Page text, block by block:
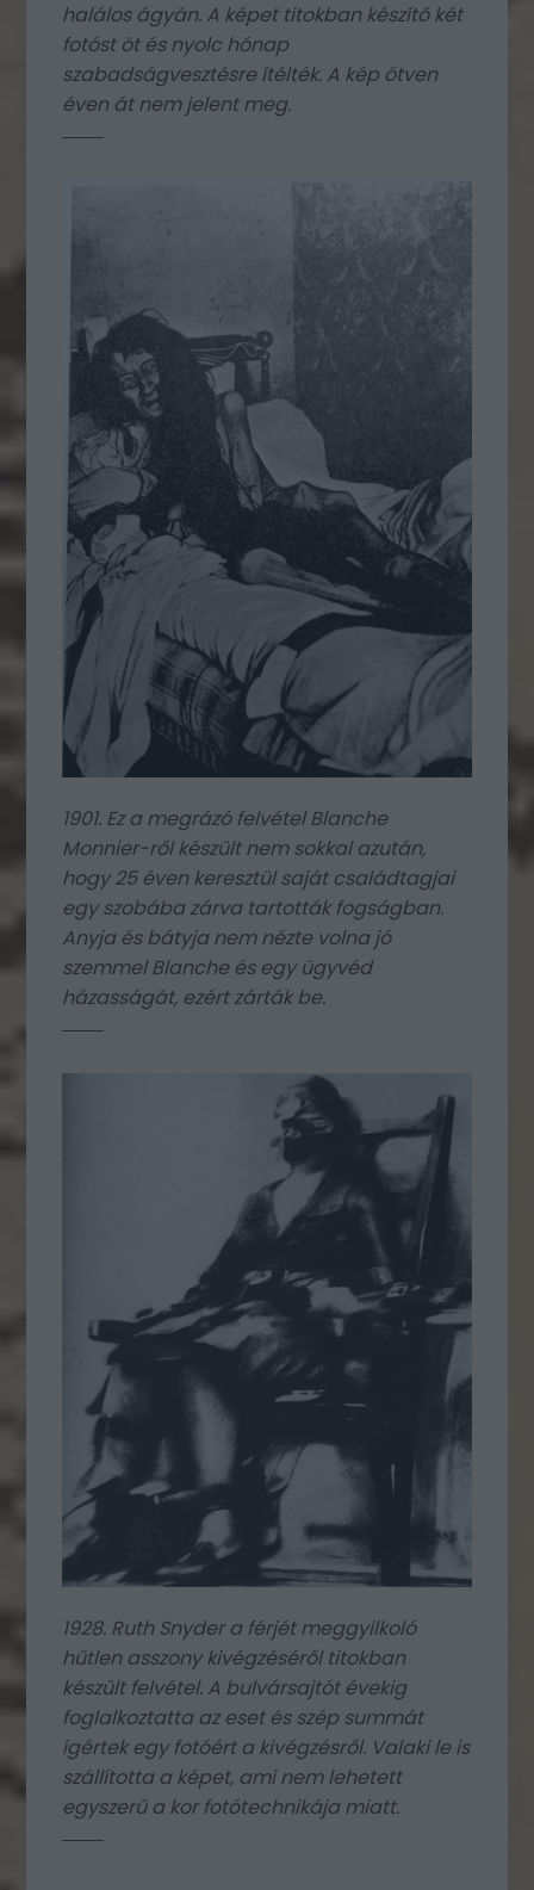
halálos ágyán. A képet titokban készítő két
fotóst öt és nyolc hónap
szabadságvesztésre ítélték. A kép ötven
éven át nem jelent meg.
1901. Ez a megrázó felvétel Blanche
Monnier-ről készült nem sokkal azután,
hogy 25 éven keresztül saját családtagjai
egy szobába zárva tartották fogságban.
Anyja és bátyja nem nézte volna jó
szemmel Blanche és egy ügyvéd
házasságát, ezért zárták be.
1928. Ruth Snyder a férjét meggyilkoló
hűtlen asszony kivégzéséről titokban
készült felvétel. A bulvársajtót évekig
foglalkoztatta az eset és szép summát
ígértek egy fotóért a kivégzésről. Valaki le is
szállította a képet, ami nem lehetett
egyszerű a kor fotótechnikája miatt.